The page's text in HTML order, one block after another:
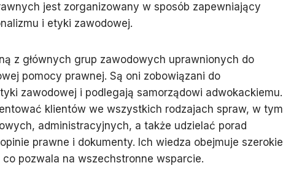
jest zorganizowany w sposób zapewniający
i etyki zawodowej.
z głównych grup zawodowych uprawnionych do
pomocy prawnej. Są oni zobowiązani do
zawodowej i podlegają samorządowi adwokackiemu.
klientów we wszystkich rodzajach spraw, w tym
administracyjnych, a także udzielać porad
prawne i dokumenty. Ich wiedza obejmuje szerokie
co pozwala na wszechstronne wsparcie.